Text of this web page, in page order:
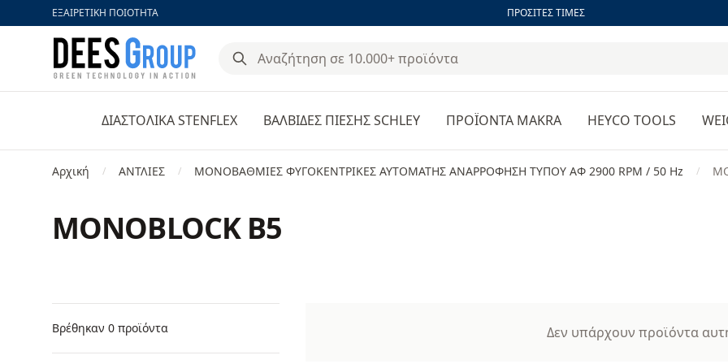
ΕΞΑΙΡΕΤΙΚΗ ΠΟΙΟΤΗΤΑ ΠΡΟΣΙΤΕΣ ΤΙΜΕΣ
DeesGroup
ΔΙΑΣΤΟΛΙΚΑ STENFLEX ΒΑΛΒΙΔΕΣ ΠΙΕΣΗΣ SCHLEY ΠΡΟΪΟΝΤΑ MAKRA HEYCO TOOLS
Αρχική / ΑΝΤΛΙΕΣ / ΜΟΝΟΒΑΘΜΙΕΣ ΦΥΓΟΚΕΝΤΡΙΚΕΣ ΑΥΤΟΜΑΤΗΣ ΑΝΑΡΡΟΦΗΣΗ ΤΥΠΟΥ ΑΦ 2900 RPM / 50 Hz /
MONOBLOCK B5
Βρέθηκαν 0 προϊόντα
Δεν υπάρχουν προϊόντα